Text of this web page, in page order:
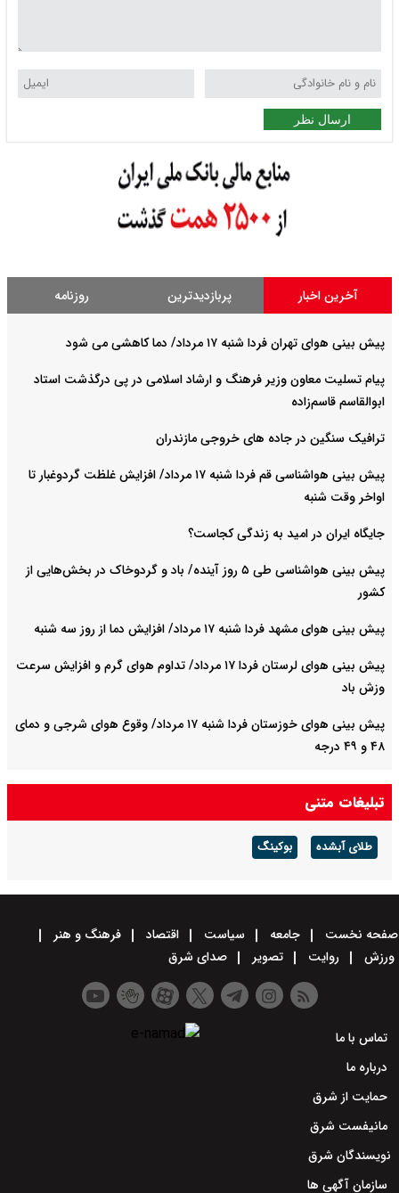
ارسال نظر
آخرین اخبار پربازدیدترین روزنامه
پیش بینی هوای تهران فردا شنبه ۱۷ مرداد/ دما کاهشی می شود
پیام تسلیت معاون وزیر فرهنگ و ارشاد اسلامی در پی درگذشت استاد
ابوالقاسم قاسم‌زاده
ترافیک سنگین در جاده های خروجی مازندران
پیش بینی هواشناسی قم فردا شنبه ۱۷ مرداد/ افزایش غلظت گردوغبار تا
اواخر وقت شنبه
جایگاه ایران در امید به زندگی کجاست؟
پیش بینی هواشناسی طی ۵ روز آینده/ باد و گردوخاک در بخش‌هایی از
کشور
پیش بینی هوای مشهد فردا شنبه ۱۷ مرداد/ افزایش دما از روز سه شنبه
پیش بینی هوای لرستان فردا ۱۷ مرداد/ تداوم هوای گرم و افزایش سرعت
وزش باد
پیش بینی هوای خوزستان فردا شنبه ۱۷ مرداد/ وقوع هوای شرجی و دمای
۴۸ و ۴۹ درجه
پیش بینی هوای شیراز فردا شنبه ۱۷ مرداد/ تداوم هوای نسبتاً شرجی و
ماندگاری گرما در فارس
تبلیغات متنی
طلای آبشده بوکینگ
صفحه نخست جامعه سیاست اقتصاد
فرهنگ و هنر
ورزش
روایت تصویر صدای شرق
تماس با ما
درباره ما
حمایت از شرق
مانیفست شرق
نویسندگان شرق
سازمان آگهی ها